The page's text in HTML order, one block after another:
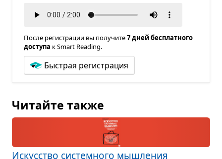
После регистрации вы получите7 дней бесплатного
доступа к Smart Reading.
Быстрая регистрация
Читайте также
Искус­ство систем­ного мыш­ле­ния